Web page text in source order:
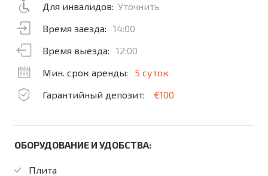
Для инвалидов: Уточнить
Время заезда:
14:00
Время выезда:
12:00
Мин. срок аренды:
5 суток
Гарантийный депозит:
€100
ОБОРУДОВАНИЕ И УДОБСТВА:
Плита